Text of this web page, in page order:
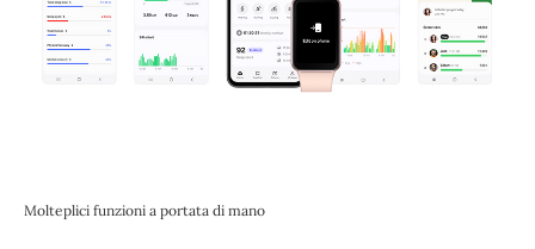
Molteplici funzioni a portata di mano